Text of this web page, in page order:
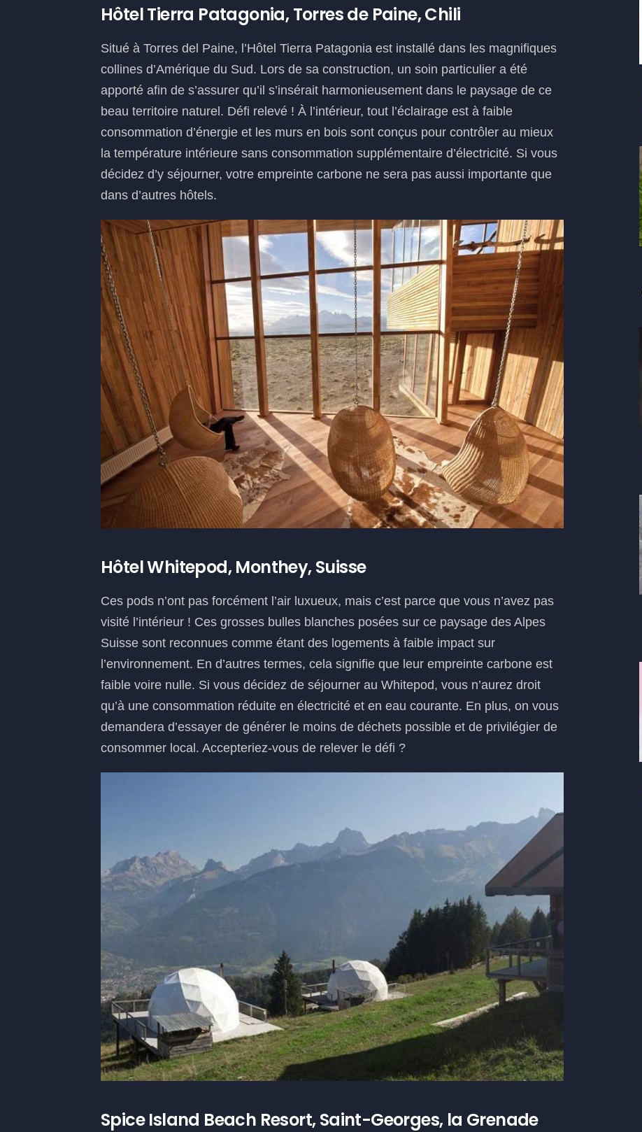
Hôtel Tierra Patagonia, Torres de Paine, Chili
Situé à Torres del Paine, l’Hôtel Tierra Patagonia est installé dans les magnifiques
collines d’Amérique du Sud. Lors de sa construction, un soin particulier a été
apporté afin de s’assurer qu’il s’insérait harmonieusement dans le paysage de ce
beau territoire naturel. Défi relevé ! À l’intérieur, tout l’éclairage est à faible
consommation d’énergie et les murs en bois sont conçus pour contrôler au mieux
la température intérieure sans consommation supplémentaire d’électricité. Si vous
décidez d’y séjourner, votre empreinte carbone ne sera pas aussi importante que
dans d’autres hôtels.
Hôtel Whitepod, Monthey, Suisse
Ces pods n’ont pas forcément l’air luxueux, mais c’est parce que vous n’avez pas
visité l’intérieur ! Ces grosses bulles blanches posées sur ce paysage des Alpes
Suisse sont reconnues comme étant des logements à faible impact sur
l’environnement. En d’autres termes, cela signifie que leur empreinte carbone est
faible voire nulle. Si vous décidez de séjourner au Whitepod, vous n’aurez droit
qu’à une consommation réduite en électricité et en eau courante. En plus, on vous
demandera d’essayer de générer le moins de déchets possible et de privilégier de
consommer local. Accepteriez-vous de relever le défi ?
Spice Island Beach Resort, Saint-Georges, la Grenade